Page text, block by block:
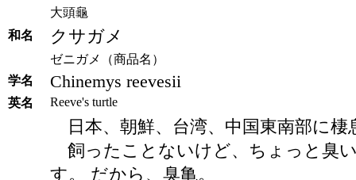
大頭龜
和名
クサガメ
ゼニガメ（商品名）
学名
Chinemys reevesii
英名 Reeve's turtle
日本、朝鮮、台湾、中国東南部に棲
飼ったことないけど、ちょっと臭
す。 だから、臭亀。